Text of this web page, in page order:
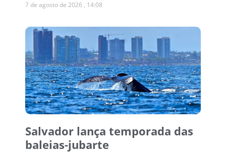
7 de agosto de 2026 14:08
Salvador lança temporada das
baleias-jubarte